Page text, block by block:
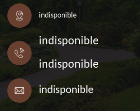
indisponible
indisponible
indisponible
indisponible